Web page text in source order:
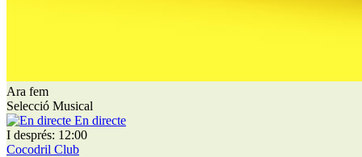
Ara fem
Selecció Musical
En directe
I després: 12:00
Cocodril Club